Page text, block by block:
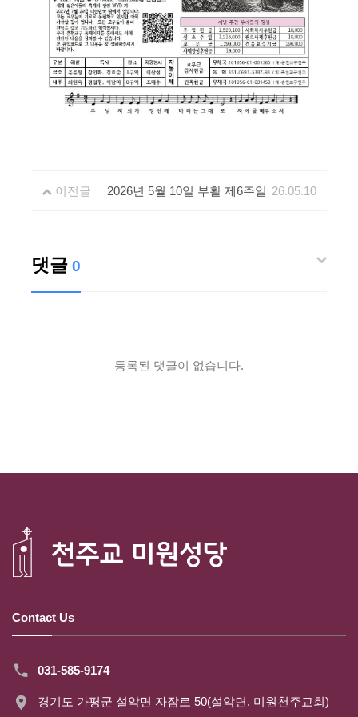
이전글 2026년 5월 10일 부활 제6주일 26.05.10
댓글0
등록된 댓글이 없습니다.
Contact Us
031-585-9174
경기도 가평군 설악면 자잠로 50(설악면, 미원천주교회)